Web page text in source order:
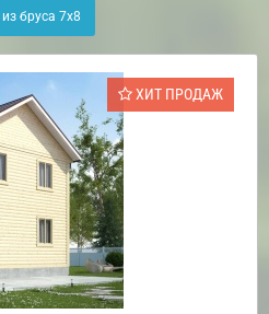
бруса 7х8
ХИТ ПРОДАЖ